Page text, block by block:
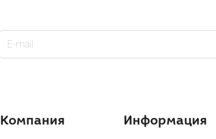
Компания Информация